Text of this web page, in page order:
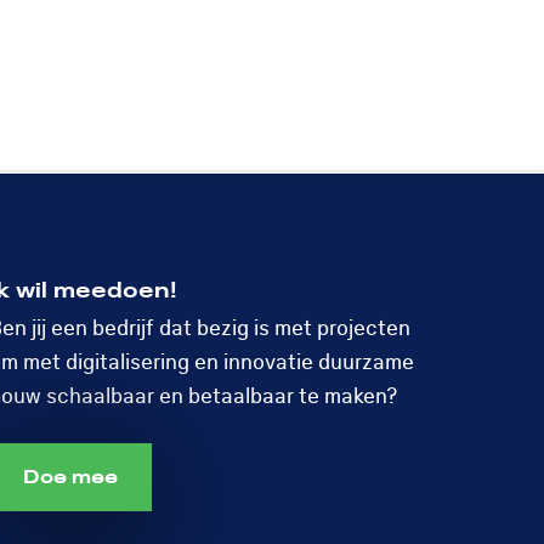
wil meedoen!
jij een bedrijf dat bezig is met projecten
met digitalisering en innovatie duurzame
schaalbaar en betaalbaar te maken?
Doe mee